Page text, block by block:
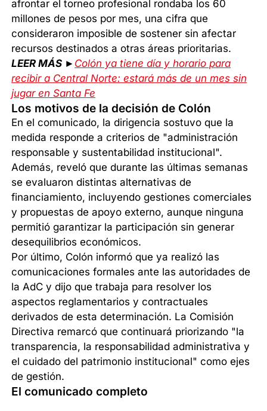
afrontar el torneo profesional rondaba los 60
millones de pesos por mes, una cifra que
consideraron imposible de sostener sin afectar
recursos destinados a otras áreas prioritarias.
LEER MÁS ► Colón ya tiene día y horario para
recibir a Central Norte: estará más de un mes sin
jugar en Santa Fe
Los motivos de la decisión de Colón
En el comunicado, la dirigencia sostuvo que la
medida responde a criterios de "administración
responsable y sustentabilidad institucional".
Además, reveló que durante las últimas semanas
se evaluaron distintas alternativas de
financiamiento, incluyendo gestiones comerciales
y propuestas de apoyo externo, aunque ninguna
permitió garantizar la participación sin generar
desequilibrios económicos.
Por último, Colón informó que ya realizó las
comunicaciones formales ante las autoridades de
la AdC y dijo que trabaja para resolver los
aspectos reglamentarios y contractuales
derivados de esta determinación. La Comisión
Directiva remarcó que continuará priorizando "la
transparencia, la responsabilidad administrativa y
el cuidado del patrimonio institucional" como ejes
de gestión.
El comunicado completo